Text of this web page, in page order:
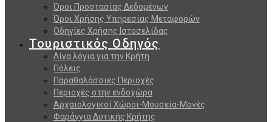
Όροι Προστασίας Δεδομένων
Όροι Χρήσης Υπηρεσίας Μεταφορών
Οδηγίες Χρήσης Ιστοσελίδας
Τουριστικός Οδηγός
Λίγα λόγια για την Κρήτη
Πόλεις
Παραθαλάσσιες Περιοχές
Περιοχές στην ενδοχώρα
Αρχαιολογικοί Χώροι-Μουσεία-Μονές
Φαράγγια Δυτικής Κρήτης